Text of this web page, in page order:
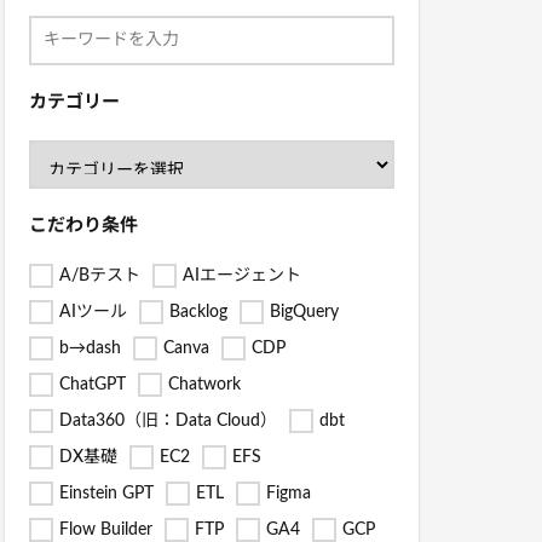
カテゴリー
こだわり条件
A/Bテスト AIエージェント
AIツール Backlog BigQuery
b→dash Canva CDP
ChatGPT Chatwork
Data360（旧：Data Cloud） dbt
DX基礎 EC2 EFS
Einstein GPT ETL Figma
Flow Builder FTP GA4 GCP